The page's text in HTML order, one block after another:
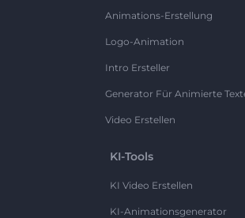
Animations-Erstellung
Logo-Animation
Intro Ersteller
Generator Für Animierte
Video Erstellen
KI-Tools
KI Video Erstellen
KI-Animationsgenerator